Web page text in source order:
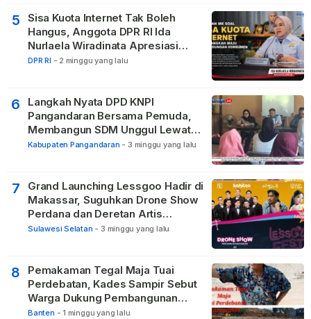
5
Sisa Kuota Internet Tak Boleh
Hangus, Anggota DPR RI Ida
Nurlaela Wiradinata Apresiasi
Putusan MK
DPR RI - 2 minggu yang lalu
6
Langkah Nyata DPD KNPI
Pangandaran Bersama Pemuda,
Membangun SDM Unggul Lewat
Pendidikan
Kabupaten Pangandaran - 3 minggu yang lalu
7
Grand Launching Lessgoo Hadir di
Makassar, Suguhkan Drone Show
Perdana dan Deretan Artis
Nasional
Sulawesi Selatan - 3 minggu yang lalu
8
Pemakaman Tegal Maja Tuai
Perdebatan, Kades Sampir Sebut
Warga Dukung Pembangunan
TPBU karena Dinilai Bawa Manfaat
Banten - 1 minggu yang lalu